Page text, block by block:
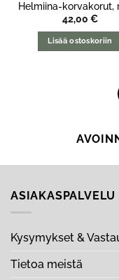
Helmiina-korvakorut,
42,00 €
Lisää ostoskoriin
ASIAKASPALVELU
Kysymykset &
Tietoa meistä